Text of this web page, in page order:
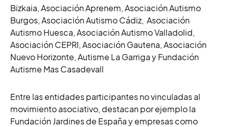
Bizkaia, Asociación Aprenem, Asociación Autismo
Burgos, Asociación Autismo Cádiz, Asociación
Autismo Huesca, Asociación Autismo Valladolid,
Asociación CEPRI, Asociación Gautena, Asociación
Nuevo Horizonte, Autisme La Garriga y Fundación
Autisme Mas Casadevall
Entre las entidades participantes no vinculadas al
movimiento asociativo, destacan por ejemplo la
Fundación Jardines de España y empresas como